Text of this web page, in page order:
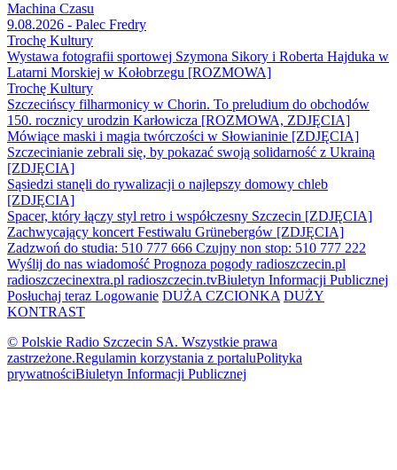
Machina Czasu
9.08.2026 - Palec Fredry
Trochę Kultury
Wystawa fotografii sportowej Szymona Sikory i Roberta Hajduka w
Latarni Morskiej w Kołobrzegu [ROZMOWA]
Trochę Kultury
Szczecińscy filharmonicy w Chorin. To preludium do obchodów
150. rocznicy urodzin Karłowicza [ROZMOWA, ZDJĘCIA]
Mówiące maski i magia twórczości w Słowianinie [ZDJĘCIA]
Szczecinianie zebrali się, by pokazać swoją solidarność z Ukrainą
[ZDJĘCIA]
Sąsiedzi stanęli do rywalizacji o najlepszy domowy chleb
[ZDJĘCIA]
Spacer, który łączy styl retro i współczesny Szczecin [ZDJĘCIA]
Zachwycający koncert Festiwalu Grünebergów [ZDJĘCIA]
Zadzwoń do studia: 510 777 666 Czujny non stop: 510 777 222
Wyślij do nas wiadomość Prognoza pogody radioszczecin.pl
radioszczecinextra.pl radioszczecin.tvBiuletyn Informacji Publicznej
Posłuchaj teraz Logowanie DUŻA CZCIONKA DUŻY
KONTRAST
© Polskie Radio Szczecin SA. Wszystkie prawa
zastrzeżone.Regulamin korzystania z portaluPolityka
prywatnościBiuletyn Informacji Publicznej